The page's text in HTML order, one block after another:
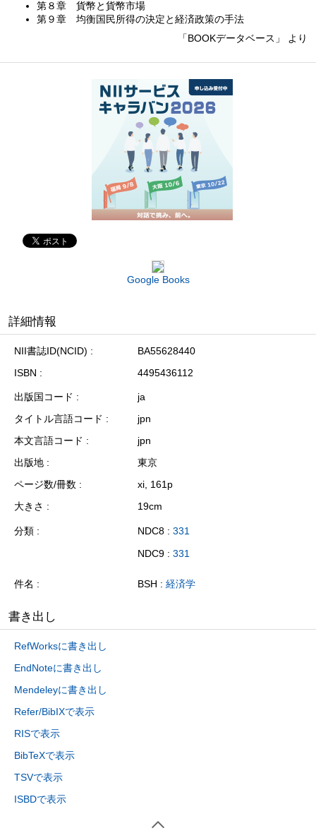
第８章 貨幣と貨幣市場
第９章 均衡国民所得の決定と経済政策の手法
「BOOKデータベース」 より
Google Books
詳細情報
NII書誌ID(NCID)
BA55628440
ISBN
4495436112
出版国コード
ja
タイトル言語コード
jpn
本文言語コード
jpn
出版地
東京
ページ数/冊数
xi, 161p
大きさ
19cm
分類 NDC8 : 331
NDC9 : 331
件名 BSH : 経済学
書き出し
RefWorksに書き出し
EndNoteに書き出し
Mendeleyに書き出し
Refer/BibIXで表示
RISで表示
BibTeXで表示
TSVで表示
ISBDで表示